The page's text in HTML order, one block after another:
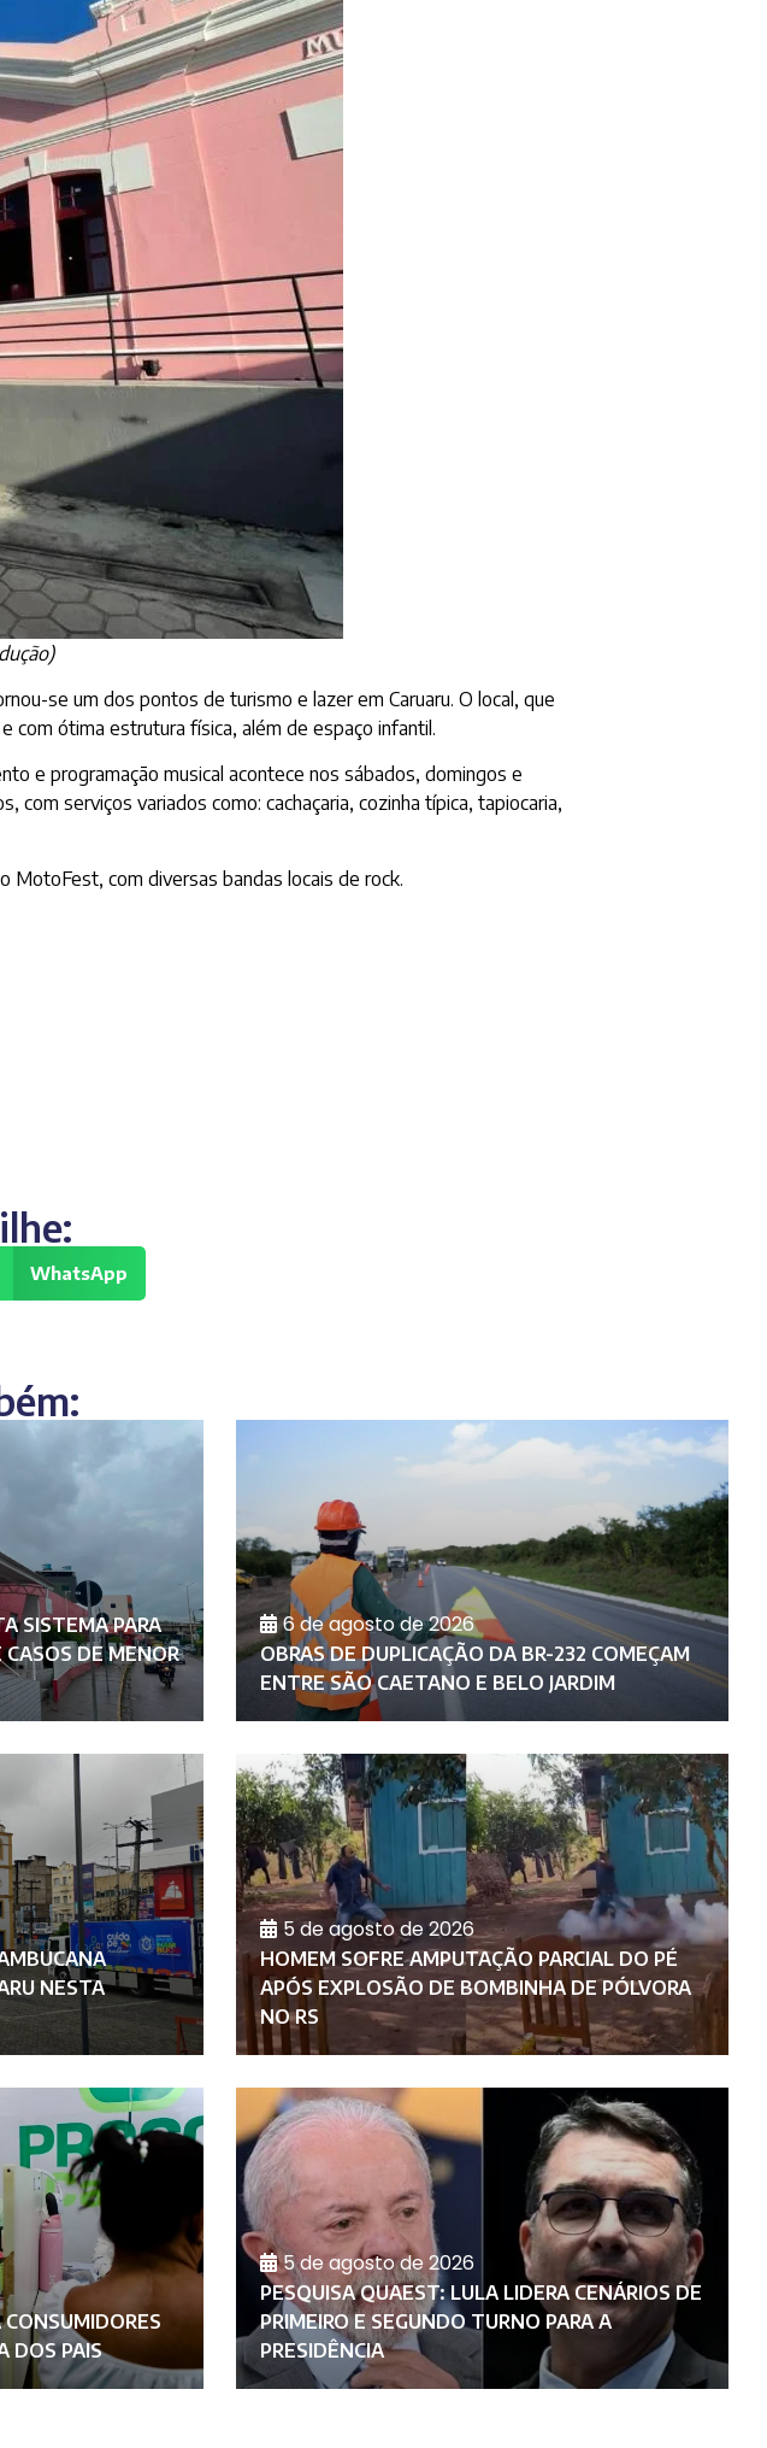
se um dos pontos de turismo e lazer em Caruaru. O local, que
com ótima estrutura física, além de espaço infantil.
e programação musical acontece nos sábados, domingos e
com serviços variados como: cachaçaria, cozinha típica, tapiocaria,
MotoFest, com diversas bandas locais de rock.
WhatsApp
SISTEMA PARA
DE MENOR
6 de agosto de 2026
OBRAS DE DUPLICAÇÃO DA BR-232 COMEÇAM
ENTRE SÃO CAETANO E BELO JARDIM
NESTA
5 de agosto de 2026
HOMEM SOFRE AMPUTAÇÃO PARCIAL DO PÉ
APÓS EXPLOSÃO DE BOMBINHA DE PÓLVORA
NO RS
DOS PAIS
5 de agosto de 2026
PESQUISA QUAEST: LULA LIDERA CENÁRIOS DE
PRIMEIRO E SEGUNDO TURNO PARA A
PRESIDÊNCIA